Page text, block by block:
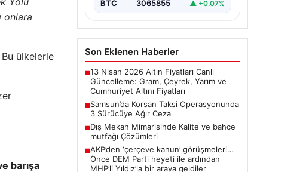
onlara
Bu ülkelerle
barışa
BTC 3065855 ▲ +0.07%
Son Eklenen Haberler
■13 Nisan 2026 Altın Fiyatları Canlı
Güncelleme: Gram, Çeyrek, Yarım ve
Cumhuriyet Altını Fiyatları
■Samsun’da Korsan Taksi Operasyonunda
3 Sürücüye Ağır Ceza
■Dış Mekan Mimarisinde Kalite ve bahçe
mutfağı Çözümleri
■AKP’den ‘çerçeve kanun’ görüşmeleri…
Önce DEM Parti heyeti ile ardından
MHP’li Yıldız’la bir araya geldiler